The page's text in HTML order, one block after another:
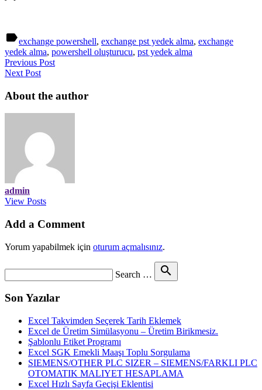
labelexchange powershell, exchange pst yedek alma, exchange
yedek alma, powershell oluşturucu, pst yedek alma
Previous Post
Next Post
About the author
admin
View Posts
Add a Comment
Yorum yapabilmek için oturum açmalısınız.
Search … search
Son Yazılar
Excel Takvimden Seçerek Tarih Eklemek
Excel de Üretim Simülasyonu – Üretim Birikmesiz.
Şablonlu Etiket Programı
Excel SGK Emekli Maaşı Toplu Sorgulama
SIEMENS/OTHER PLC SIZER – SIEMENS/FARKLI PLC
OTOMATIK MALIYET HESAPLAMA
Excel Hızlı Sayfa Geçişi Eklentisi